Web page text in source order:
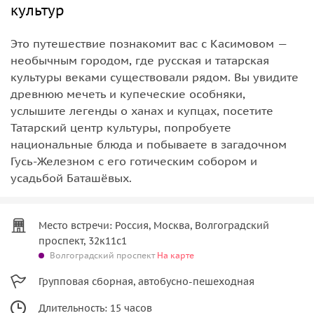
культур
Это путешествие познакомит вас с Касимовом —
необычным городом, где русская и татарская
культуры веками существовали рядом. Вы увидите
древнюю мечеть и купеческие особняки,
услышите легенды о ханах и купцах, посетите
Татарский центр культуры, попробуете
национальные блюда и побываете в загадочном
Гусь-Железном с его готическим собором и
усадьбой Баташёвых.
Место встречи: Россия, Москва, Волгоградский
проспект, 32к11с1
Волгоградский проспект На карте
Групповая сборная, автобусно-пешеходная
Длительность: 15 часов